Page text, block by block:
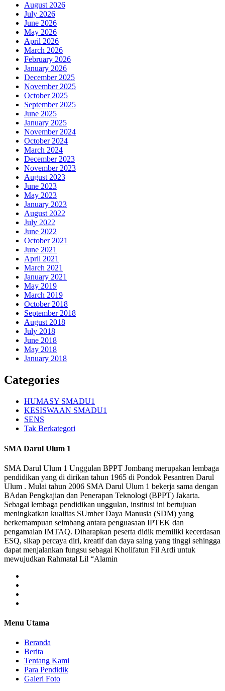
August 2026
July 2026
June 2026
May 2026
April 2026
March 2026
February 2026
January 2026
December 2025
November 2025
October 2025
September 2025
June 2025
January 2025
November 2024
October 2024
March 2024
December 2023
November 2023
August 2023
June 2023
May 2023
January 2023
August 2022
July 2022
June 2022
October 2021
June 2021
April 2021
March 2021
January 2021
May 2019
March 2019
October 2018
September 2018
August 2018
July 2018
June 2018
May 2018
January 2018
Categories
HUMASY SMADU1
KESISWAAN SMADU1
SENS
Tak Berkategori
SMA Darul Ulum 1
SMA Darul Ulum 1 Unggulan BPPT Jombang merupakan lembaga
pendidikan yang di dirikan tahun 1965 di Pondok Pesantren Darul
Ulum . Mulai tahun 2006 SMA Darul Ulum 1 bekerja sama dengan
BAdan Pengkajian dan Penerapan Teknologi (BPPT) Jakarta.
Sebagai lembaga pendidikan unggulan, institusi ini bertujuan
meningkatkan kualitas SUmber Daya Manusia (SDM) yang
berkemampuan seimbang antara penguasaan IPTEK dan
pengamalan IMTAQ. Diharapkan peserta didik memiliki kecerdasan
ESQ, sikap percaya diri, kreatif dan daya saing yang tinggi sehingga
dapat menjalankan fungsu sebagai Kholifatun Fil Ardi untuk
mewujudkan Rahmatal Lil “Alamin
Menu Utama
Beranda
Berita
Tentang Kami
Para Pendidik
Galeri Foto